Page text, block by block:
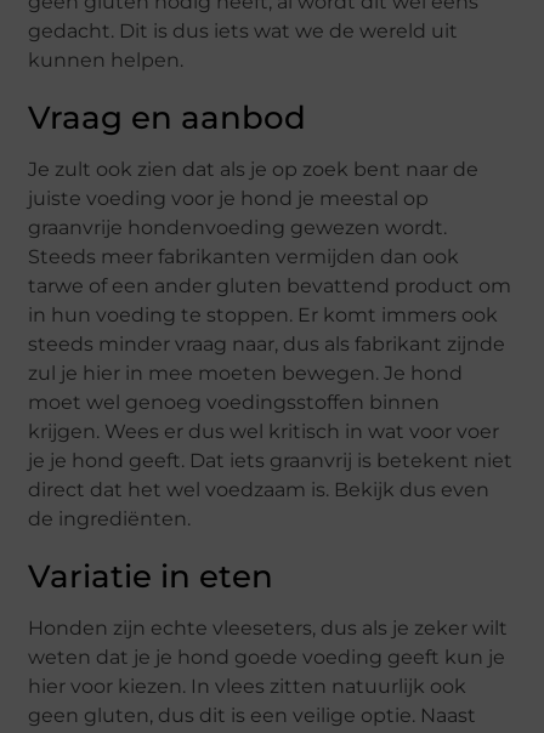
gedacht. Dit is dus iets wat we de wereld uit
kunnen helpen.
Vraag en aanbod
Je zult ook zien dat als je op zoek bent naar de
juiste voeding voor je hond je meestal op
graanvrije hondenvoeding gewezen wordt.
Steeds meer fabrikanten vermijden dan ook
tarwe of een ander gluten bevattend product om
in hun voeding te stoppen. Er komt immers ook
steeds minder vraag naar, dus als fabrikant zijnde
zul je hier in mee moeten bewegen. Je hond
moet wel genoeg voedingsstoffen binnen
krijgen. Wees er dus wel kritisch in wat voor voer
je je hond geeft. Dat iets graanvrij is betekent niet
direct dat het wel voedzaam is. Bekijk dus even
de ingrediënten.
Variatie in eten
Honden zijn echte vleeseters, dus als je zeker wilt
weten dat je je hond goede voeding geeft kun je
hier voor kiezen. In vlees zitten natuurlijk ook
geen gluten, dus dit is een veilige optie. Naast